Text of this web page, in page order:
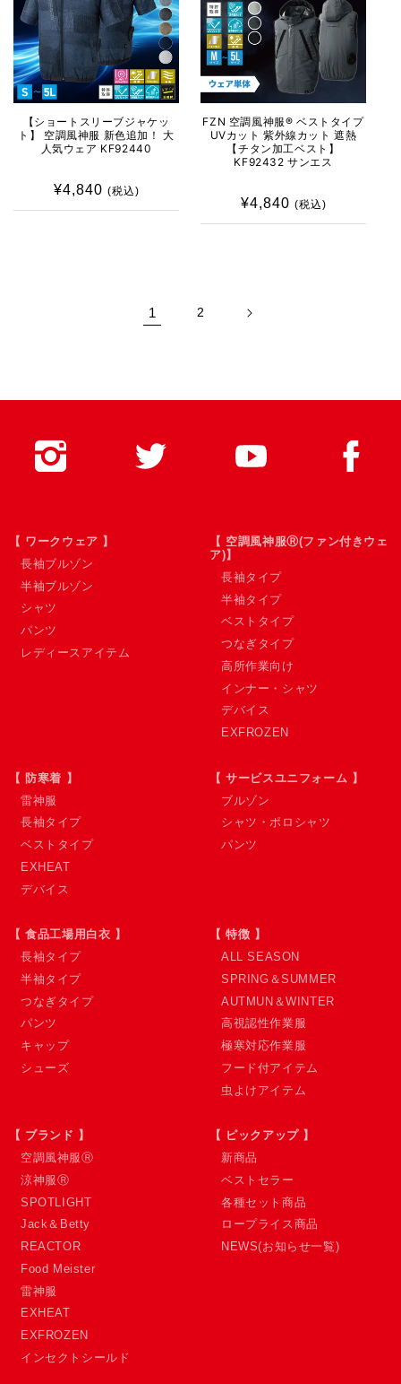
【ショートスリーブジャケッ
ト】 空調風神服 新色追加！ 大
人気ウェア KF92440
通
常
¥4,840 (税込)
FZN 空調風神服® ベストタイプ
UVカット 紫外線カット 遮熱
【チタン加工ベスト】
KF92432 サンエス
通
常
¥4,840 (税込)
1 2
【 ワークウェア 】
長袖ブルゾン
半袖ブルゾン
シャツ
パンツ
レディースアイテム
【 空調風神服Ⓡ(ファン付きウェ
ア)】
長袖タイプ
半袖タイプ
ベストタイプ
つなぎタイプ
高所作業向け
インナー・シャツ
デバイス
EXFROZEN
【 防寒着 】
雷神服
長袖タイプ
ベストタイプ
EXHEAT
デバイス
【 サービスユニフォーム 】
ブルゾン
シャツ・ポロシャツ
パンツ
【 食品工場用白衣 】
長袖タイプ
半袖タイプ
つなぎタイプ
パンツ
キャップ
シューズ
【 特徴 】
ALL SEASON
SPRING＆SUMMER
AUTMUN＆WINTER
高視認性作業服
極寒対応作業服
フード付アイテム
虫よけアイテム
【 ブランド 】
空調風神服Ⓡ
涼神服Ⓡ
SPOTLIGHT
Jack＆Betty
REACTOR
Food Meister
雷神服
EXHEAT
EXFROZEN
インセクトシールド
【 ピックアップ 】
新商品
ベストセラー
各種セット商品
ロープライス商品
NEWS(お知らせ一覧)